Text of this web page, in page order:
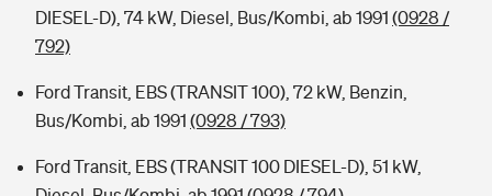
DIESEL-D), 74 kW, Diesel, Bus/Kombi, ab 1991 (0928 /
792)
Ford Transit, EBS (TRANSIT 100), 72 kW, Benzin,
Bus/Kombi, ab 1991 (0928 / 793)
Ford Transit, EBS (TRANSIT 100 DIESEL-D), 51 kW,